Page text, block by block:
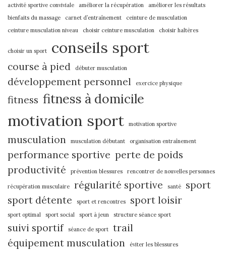
activité sportive conviviale améliorer la récupération
améliorer les résultats
bienfaits du massage
carnet d’entraînement
ceinture de musculation
ceinture musculation niveau
choisir ceinture musculation choisir haltères
choisir un sport conseils sport
course à pied débuter musculation
développement personnel exercice physique
fitness fitness à domicile
motivation sport motivation sportive
musculation musculation débutant organisation entraînement
performance sportive perte de poids
productivité
prévention blessures rencontrer de nouvelles personnes
récupération musculaire régularité sportive santé
sport
sport détente
sport et rencontres sport loisir
sport optimal sport social sport à jeun structure séance sport
suivi sportif séance de sport
trail
équipement musculation
éviter les blessures